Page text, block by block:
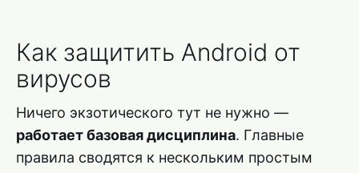
Как защитить Android от
вирусов
Ничего экзотического тут не нужно —
работает базовая дисциплина. Главные
правила сводятся к нескольким простым